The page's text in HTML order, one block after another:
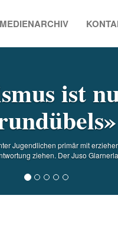
MEDIENARCHIV
ist
Jugendlichen primär mit
ziehen. Der Juso